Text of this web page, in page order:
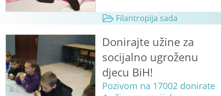
Filantropija sada
Donirajte užine za
socijalno ugroženu
djecu BiH!
Pozivom na 17002 donirate